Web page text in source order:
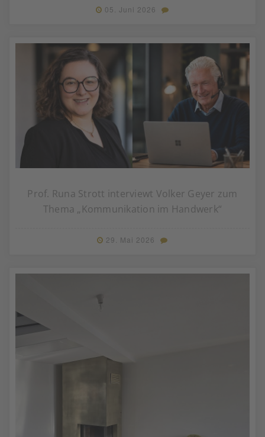
05. Juni 2026
Prof. Runa Strott interviewt Volker Geyer zum
Thema „Kommunikation im Handwerk“
29. Mai 2026